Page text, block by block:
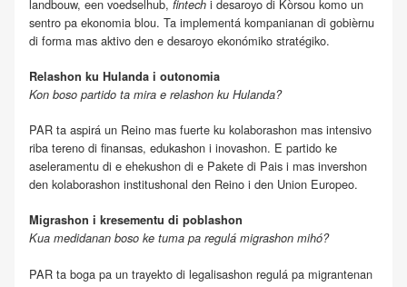
landbouw, een voedselhub, fintech i desaroyo di Kòrsou komo un
sentro pa ekonomia blou. Ta implementá kompanianan di gobièrnu
di forma mas aktivo den e desaroyo ekonómiko stratégiko.
Relashon ku Hulanda i outonomia
Kon boso partido ta mira e relashon ku Hulanda?
PAR ta aspirá un Reino mas fuerte ku kolaborashon mas intensivo
riba tereno di finansas, edukashon i inovashon. E partido ke
aseleramentu di e ehekushon di e Pakete di Pais i mas invershon
den kolaborashon institushonal den Reino i den Union Europeo.
Migrashon i kresementu di poblashon
Kua medidanan boso ke tuma pa regulá migrashon mihó?
PAR ta boga pa un trayekto di legalisashon regulá pa migrantenan